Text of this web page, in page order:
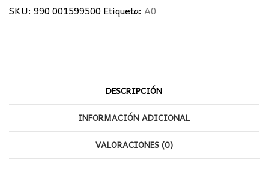
5L
SKU: 990 001599500Etiqueta: A0
DESCRIPCIÓN
INFORMACIÓN ADICIONAL
VALORACIONES (0)